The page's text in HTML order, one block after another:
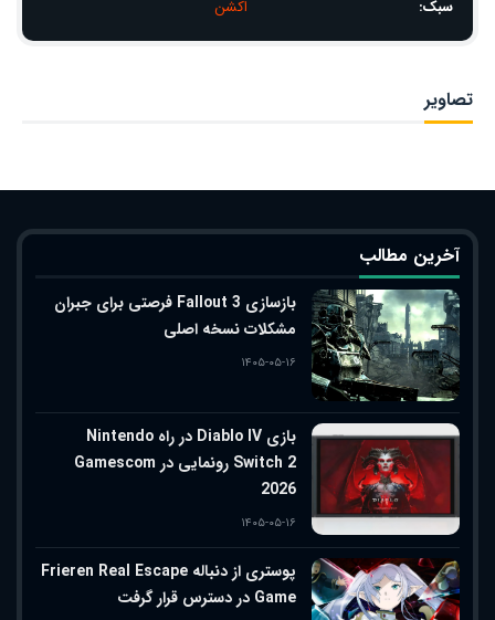
سبک:
اکشن
تصاویر
آخرین مطالب
بازسازی Fallout 3 فرصتی برای جبران
مشکلات نسخه اصلی
۱۴۰۵-۰۵-۱۶
بازی Diablo IV در راه Nintendo
Switch 2 رونمایی در Gamescom
2026
۱۴۰۵-۰۵-۱۶
پوستری از دنباله Frieren Real Escape
Game در دسترس قرار گرفت